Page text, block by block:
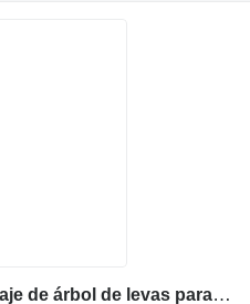
ENGRANE 7N-7716 engranaje de árbol de levas para Caterpillar 3508 excavadora